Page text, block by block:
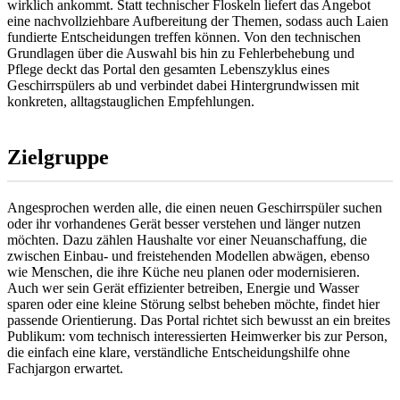
wirklich ankommt. Statt technischer Floskeln liefert das Angebot
eine nachvollziehbare Aufbereitung der Themen, sodass auch Laien
fundierte Entscheidungen treffen können. Von den technischen
Grundlagen über die Auswahl bis hin zu Fehlerbehebung und
Pflege deckt das Portal den gesamten Lebenszyklus eines
Geschirrspülers ab und verbindet dabei Hintergrundwissen mit
konkreten, alltagstauglichen Empfehlungen.
Zielgruppe
Angesprochen werden alle, die einen neuen Geschirrspüler suchen
oder ihr vorhandenes Gerät besser verstehen und länger nutzen
möchten. Dazu zählen Haushalte vor einer Neuanschaffung, die
zwischen Einbau- und freistehenden Modellen abwägen, ebenso
wie Menschen, die ihre Küche neu planen oder modernisieren.
Auch wer sein Gerät effizienter betreiben, Energie und Wasser
sparen oder eine kleine Störung selbst beheben möchte, findet hier
passende Orientierung. Das Portal richtet sich bewusst an ein breites
Publikum: vom technisch interessierten Heimwerker bis zur Person,
die einfach eine klare, verständliche Entscheidungshilfe ohne
Fachjargon erwartet.